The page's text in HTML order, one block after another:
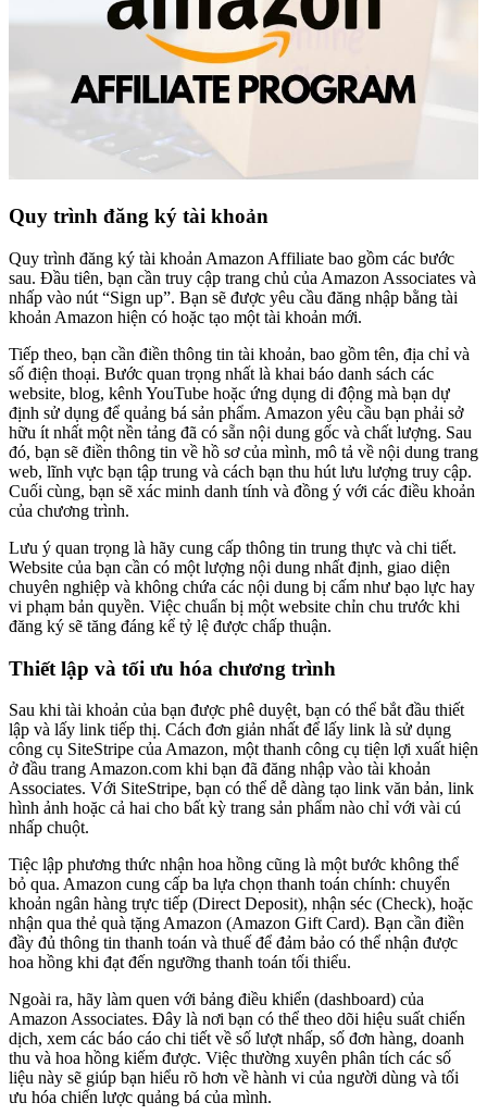
Quy trình đăng ký tài khoản
Quy trình đăng ký tài khoản Amazon Affiliate bao gồm các bước
sau. Đầu tiên, bạn cần truy cập trang chủ của Amazon Associates và
nhấp vào nút “Sign up”. Bạn sẽ được yêu cầu đăng nhập bằng tài
khoản Amazon hiện có hoặc tạo một tài khoản mới.
Tiếp theo, bạn cần điền thông tin tài khoản, bao gồm tên, địa chỉ và
số điện thoại. Bước quan trọng nhất là khai báo danh sách các
website, blog, kênh YouTube hoặc ứng dụng di động mà bạn dự
định sử dụng để quảng bá sản phẩm. Amazon yêu cầu bạn phải sở
hữu ít nhất một nền tảng đã có sẵn nội dung gốc và chất lượng. Sau
đó, bạn sẽ điền thông tin về hồ sơ của mình, mô tả về nội dung trang
web, lĩnh vực bạn tập trung và cách bạn thu hút lưu lượng truy cập.
Cuối cùng, bạn sẽ xác minh danh tính và đồng ý với các điều khoản
của chương trình.
Lưu ý quan trọng là hãy cung cấp thông tin trung thực và chi tiết.
Website của bạn cần có một lượng nội dung nhất định, giao diện
chuyên nghiệp và không chứa các nội dung bị cấm như bạo lực hay
vi phạm bản quyền. Việc chuẩn bị một website chỉn chu trước khi
đăng ký sẽ tăng đáng kể tỷ lệ được chấp thuận.
Thiết lập và tối ưu hóa chương trình
Sau khi tài khoản của bạn được phê duyệt, bạn có thể bắt đầu thiết
lập và lấy link tiếp thị. Cách đơn giản nhất để lấy link là sử dụng
công cụ SiteStripe của Amazon, một thanh công cụ tiện lợi xuất hiện
ở đầu trang Amazon.com khi bạn đã đăng nhập vào tài khoản
Associates. Với SiteStripe, bạn có thể dễ dàng tạo link văn bản, link
hình ảnh hoặc cả hai cho bất kỳ trang sản phẩm nào chỉ với vài cú
nhấp chuột.
Tiệc lập phương thức nhận hoa hồng cũng là một bước không thể
bỏ qua. Amazon cung cấp ba lựa chọn thanh toán chính: chuyển
khoản ngân hàng trực tiếp (Direct Deposit), nhận séc (Check), hoặc
nhận qua thẻ quà tặng Amazon (Amazon Gift Card). Bạn cần điền
đầy đủ thông tin thanh toán và thuế để đảm bảo có thể nhận được
hoa hồng khi đạt đến ngưỡng thanh toán tối thiểu.
Ngoài ra, hãy làm quen với bảng điều khiển (dashboard) của
Amazon Associates. Đây là nơi bạn có thể theo dõi hiệu suất chiến
dịch, xem các báo cáo chi tiết về số lượt nhấp, số đơn hàng, doanh
thu và hoa hồng kiếm được. Việc thường xuyên phân tích các số
liệu này sẽ giúp bạn hiểu rõ hơn về hành vi của người dùng và tối
ưu hóa chiến lược quảng bá của mình.